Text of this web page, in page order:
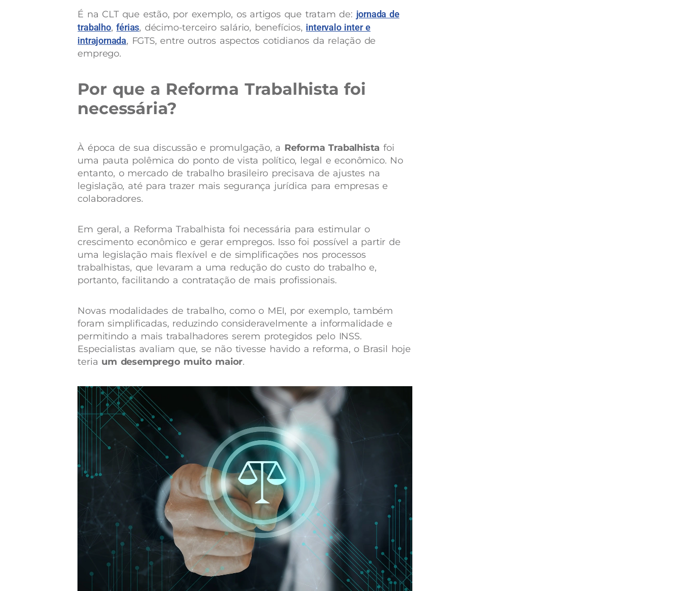
É na CLT que estão, por exemplo, os artigos que tratam de: jornada de
trabalho,férias, décimo-terceiro salário, benefícios, intervalo inter e
intrajornada, FGTS, entre outros aspectos cotidianos da relação de
emprego.
Por que a Reforma Trabalhista foi
necessária?
À época de sua discussão e promulgação, a Reforma Trabalhista foi
uma pauta polêmica do ponto de vista político, legal e econômico. No
entanto, o mercado de trabalho brasileiro precisava de ajustes na
legislação, até para trazer mais segurança jurídica para empresas e
colaboradores.
Em geral, a Reforma Trabalhista foi necessária para estimular o
crescimento econômico e gerar empregos. Isso foi possível a partir de
uma legislação mais flexível e de simplificações nos processos
trabalhistas, que levaram a uma redução do custo do trabalho e,
portanto, facilitando a contratação de mais profissionais.
Novas modalidades de trabalho, como o MEI, por exemplo, também
foram simplificadas, reduzindo consideravelmente a informalidade e
permitindo a mais trabalhadores serem protegidos pelo INSS.
Especialistas avaliam que, se não tivesse havido a reforma, o Brasil hoje
teria um desemprego muito maior.